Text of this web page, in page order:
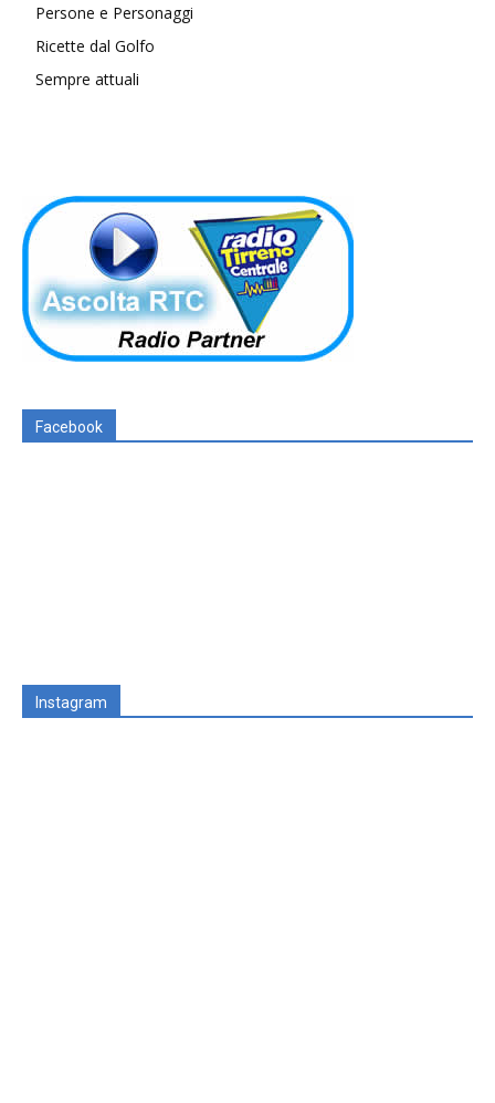
Persone e Personaggi
Ricette dal Golfo
Sempre attuali
Facebook
Instagram